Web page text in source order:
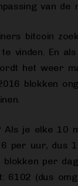
van de
bitcoin
vinden. En
het weer
blokken
Als je elke 10
per uur, dus
blokken per
6102 (dus